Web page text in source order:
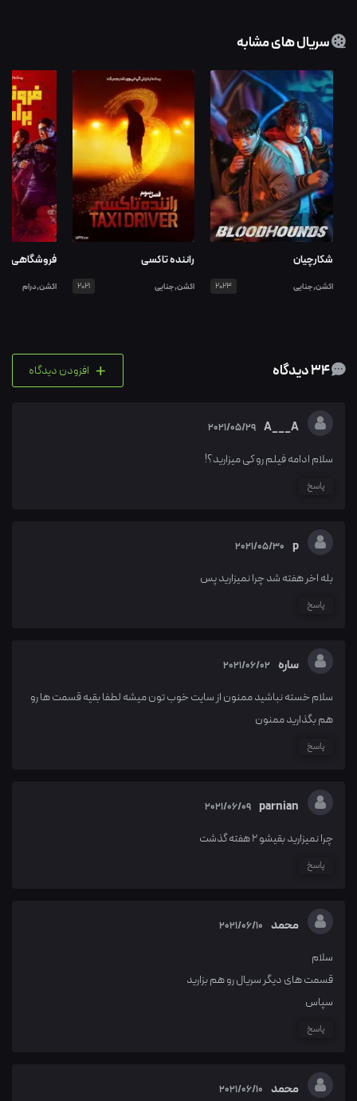
سریال های مشابه
شکارچیان
اکشن,جنایی 2023
راننده تاکسی
اکشن,جنایی 2021
فروشگاهی
اکشن,درام
+ افزودن دیدگاه
A___A
2021/05/29
سلام ادامه فیلم رو کی میزارید؟!
پاسخ
p
2021/05/30
بله اخر هفته شد چرا نمیزارید پس
پاسخ
ساره 2021/06/02
سلام خسته نباشید ممنون از سایت خوب تون میشه لطفا بقیه قسمت ها رو
هم بگذارید ممنون
پاسخ
parnian
2021/06/09
چرا نمیزارید بقیشو ۲ هفته گذشت
پاسخ
محمد 2021/06/10
سلام
قسمت های دیگر سریال رو هم بزارید
سپاس
پاسخ
محمد 2021/06/10